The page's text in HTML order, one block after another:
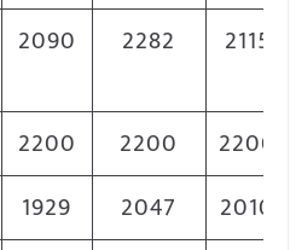
2090 2282 2115
2200 2200
2200
1929 2047
2010